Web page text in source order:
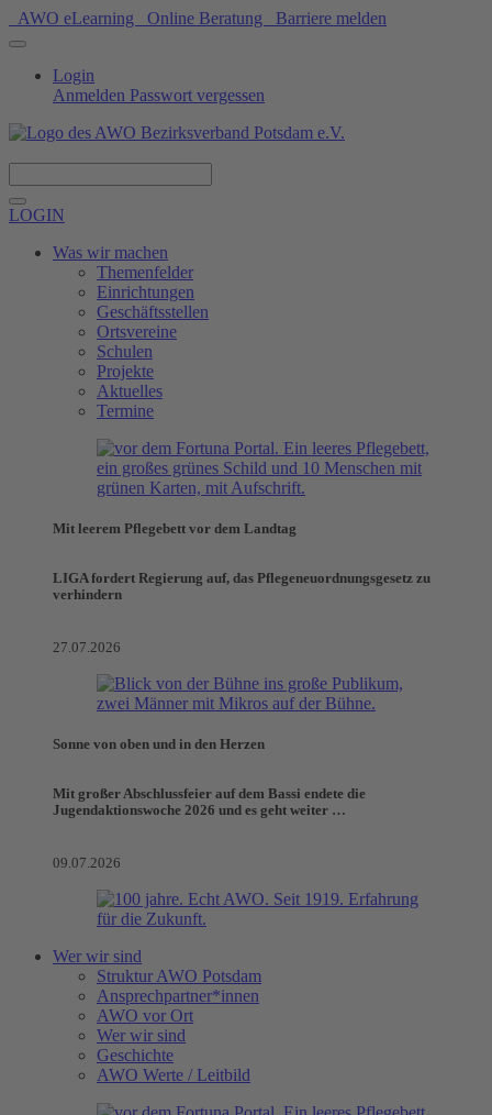
AWO eLearning Online Beratung Barriere melden
Login
Anmelden Passwort vergessen
LOGIN
Was wir machen
Themenfelder
Einrichtungen
Geschäftsstellen
Ortsvereine
Schulen
Projekte
Aktuelles
Termine
Mit leerem Pflegebett vor dem Landtag
LIGA fordert Regierung auf, das Pflegeneuordnungsgesetz zu
verhindern
27.07.2026
Sonne von oben und in den Herzen
Mit großer Abschlussfeier auf dem Bassi endete die
Jugendaktionswoche 2026 und es geht weiter …
09.07.2026
Wer wir sind
Struktur AWO Potsdam
Ansprechpartner*innen
AWO vor Ort
Wer wir sind
Geschichte
AWO Werte / Leitbild